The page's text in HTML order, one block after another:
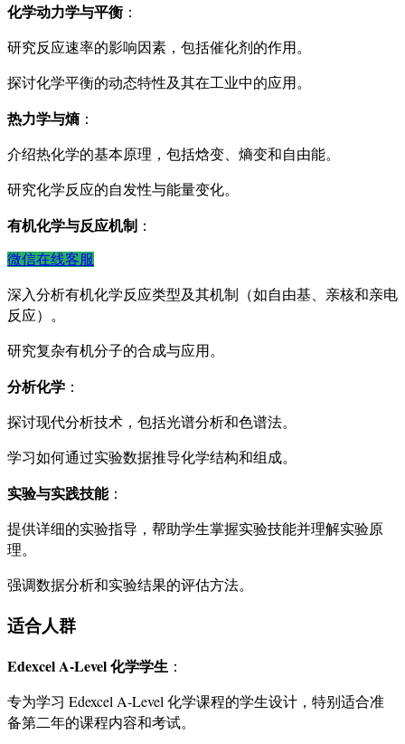
化学动力学与平衡 ：
研究反应速率的影响因素，包括催化剂的作用。
探讨化学平衡的动态特性及其在工业中的应用。
热力学与熵 ：
介绍热化学的基本原理，包括焓变、熵变和自由能。
研究化学反应的自发性与能量变化。
有机化学与反应机制 ：
微信在线客服
深入分析有机化学反应类型及其机制（如自由基、亲核和亲电
反应）。
研究复杂有机分子的合成与应用。
分析化学 ：
探讨现代分析技术，包括光谱分析和色谱法。
学习如何通过实验数据推导化学结构和组成。
实验与实践技能：
提供详细的实验指导，帮助学生掌握实验技能并理解实验原
理。
强调数据分析和实验结果的评估方法。
适合人群
Edexcel A-Level 化学学生 ：
专为学习 Edexcel A-Level 化学课程的学生设计，特别适合准
备第二年的课程内容和考试。